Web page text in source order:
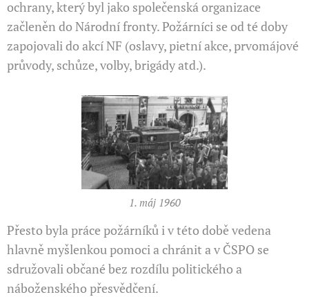
ochrany, který byl jako společenská organizace
začleněn do Národ­ní fronty. Požárníci se od té doby
zapojovali do akcí NF (oslavy, pietní akce, prvomájové
průvody, schůze, volby, brigády atd.).
1. máj 1960
Přesto byla práce požárníků i v této době vedena
hlavně myšlenkou pomoci a chránit a v ČSPO se
sdružovali občané bez rozdílu poli­tického a
náboženského přesvědčení.